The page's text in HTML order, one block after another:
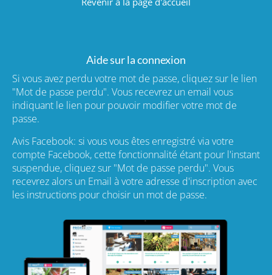
Aide sur la connexion
Si vous avez perdu votre mot de passe, cliquez sur le lien
"Mot de passe perdu". Vous recevrez un email vous
indiquant le lien pour pouvoir modifier votre mot de
passe.
Avis Facebook: si vous vous êtes enregistré via votre
compte Facebook, cette fonctionnalité étant pour l'instant
suspendue, cliquez sur "Mot de passe perdu". Vous
recevrez alors un Email à votre adresse d'inscription avec
les instructions pour choisir un mot de passe.